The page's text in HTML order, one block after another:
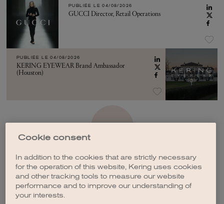
PUBLIÉE LE 04/08/2026
GUCCI Director, Retail Operations
PUBLIÉE LE 04/08/2026
KERING EYEWEAR Brand Ambassador
(Houston)
CRÉER UNE ALERTE
Cookie consent
In addition to the cookies that are strictly necessary
for the operation of this website, Kering uses cookies
and other tracking tools to measure our website
performance and to improve our understanding of
your interests.